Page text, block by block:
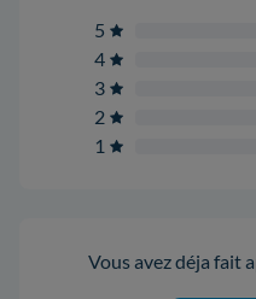
5
4
3
2
1
Vous avez déja fait